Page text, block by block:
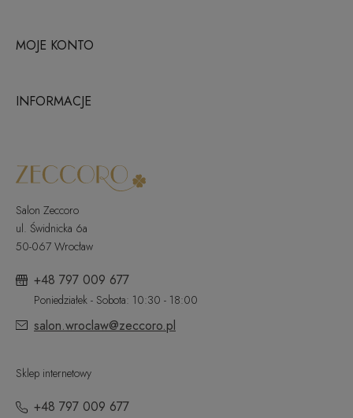
MOJE KONTO
INFORMACJE
Salon Zeccoro
ul. Świdnicka 6a
50-067 Wrocław
+48 797 009 677
Poniedziałek - Sobota: 10:30 - 18:00
salon.wroclaw@zeccoro.pl
Sklep internetowy
+48 797 009 677